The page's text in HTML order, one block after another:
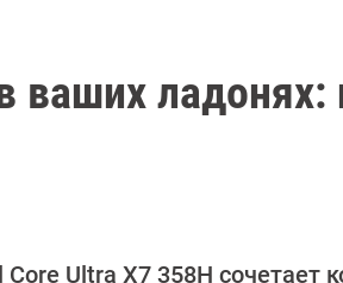
ладонях:
Ultra X7 358H сочетает